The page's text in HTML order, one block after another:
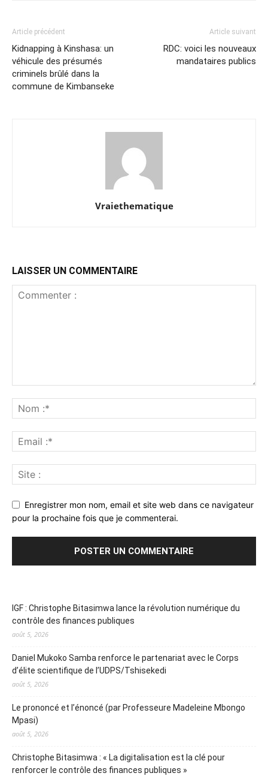
Article précédent
Kidnapping à Kinshasa: un
véhicule des présumés
criminels brûlé dans la
commune de Kimbanseke
Article suivant
RDC: voici les nouveaux
mandataires publics
Vraiethematique
LAISSER UN COMMENTAIRE
Enregistrer mon nom, email et site web dans ce navigateur
pour la prochaine fois que je commenterai.
IGF : Christophe Bitasimwa lance la révolution numérique du
contrôle des finances publiques
août 5, 2026
Daniel Mukoko Samba renforce le partenariat avec le Corps
d’élite scientifique de l’UDPS/Tshisekedi
août 5, 2026
Le prononcé et l’énoncé (par Professeure Madeleine Mbongo
Mpasi)
août 5, 2026
Christophe Bitasimwa : « La digitalisation est la clé pour
renforcer le contrôle des finances publiques »